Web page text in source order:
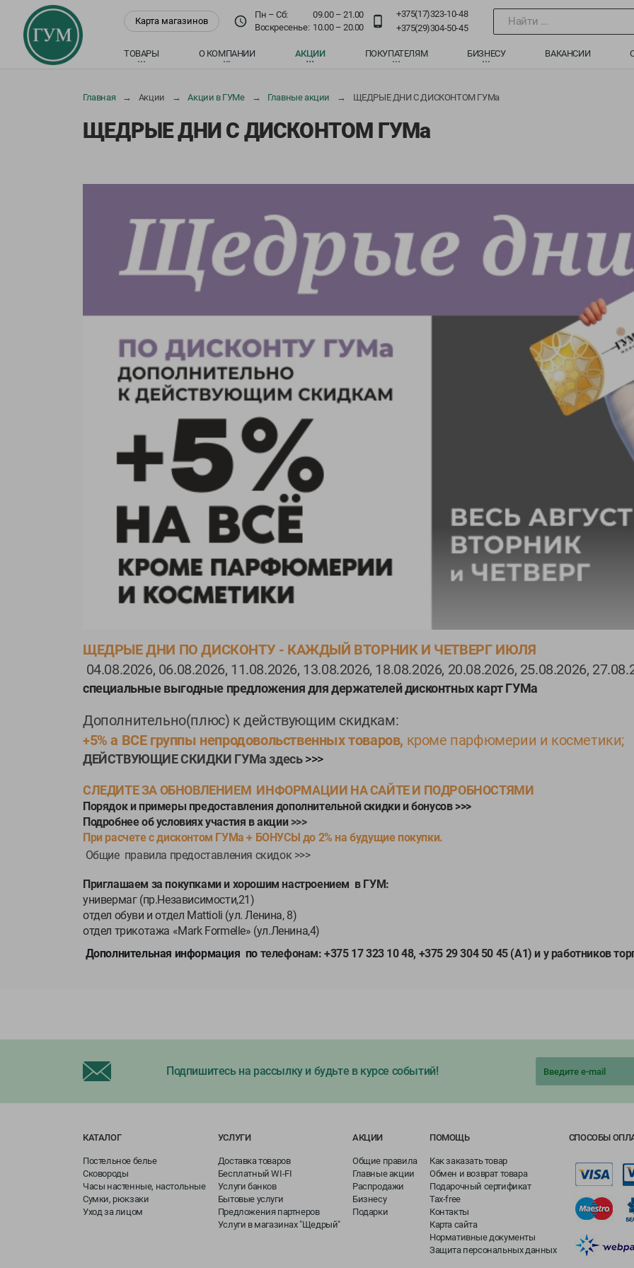
Карта магазинов
Пн – Cб:
09.00 – 21.00
Воскресенье: 10.00 – 20.00
+375(17)323-10-48
+375(29)304-50-45
Найти ...
ТОВАРЫ О КОМПАНИИ АКЦИИ ПОКУПАТЕЛЯМ БИЗНЕСУ ВАКАНСИИ
Главная Акции Акции в ГУМе Главные акции ЩЕДРЫЕ ДНИ С ДИСКОНТОМ ГУМа
ЩЕДРЫЕ ДНИ С ДИСКОНТОМ ГУМа
ЩЕДРЫЕ ДНИ ПО ДИСКОНТУ - КАЖДЫЙ ВТОРНИК И ЧЕТВЕРГ ИЮЛЯ
04.08.2026, 06.08.2026, 11.08.2026, 13.08.2026, 18.08.2026, 20.08.2026, 25.08.2026,
специальные выгодные предложения для держателей дисконтных карт ГУМа
Дополнительно(плюс) к действующим скидкам:
+5% а ВСЕ группы непродовольственных товаров, кроме парфюмерии и косметики;
ДЕЙСТВУЮЩИЕ СКИДКИ ГУМа здесь>>>
СЛЕДИТЕ ЗА ОБНОВЛЕНИЕМ ИНФОРМАЦИИ НА САЙТЕ И ПОДРОБНОСТЯМИ
Порядок и примеры предоставления дополнительной скидки и бонусов >>>
Подробнее об условиях участия в акции>>>
При расчете с дисконтом ГУМа + БОНУСЫ до 2% на будущие покупки.
Общие правила предоставления скидок >>>
Приглашаем за покупками и хорошим настроением в ГУМ:
универмаг (пр.Независимости,21)
отдел обуви и отдел Mattioli (ул. Ленина, 8)
отдел трикотажа «Mark Formelle» (ул.Ленина,4)
Дополнительная информация по телефонам: +375 17 323 10 48, +375 29 304 50 45 (А1) и у работников
Подпишитесь на рассылку и будьте в курсе событий!
КАТАЛОГ
Постельное белье
Сковороды
Часы настенные, настольные
Сумки, рюкзаки
Уход за лицом
УСЛУГИ
Доставка товаров
Бесплатный WI-FI
Услуги банков
Бытовые услуги
Предложения партнеров
Услуги в магазинах "Щедрый"
АКЦИИ
Общие правила
Главные акции
Распродажи
Бизнесу
Подарки
ПОМОЩЬ
Как заказать товар
Обмен и возврат товара
Подарочный сертификат
Tax-free
Контакты
Карта сайта
Нормативные документы
Защита персональных данных
СПОСОБЫ